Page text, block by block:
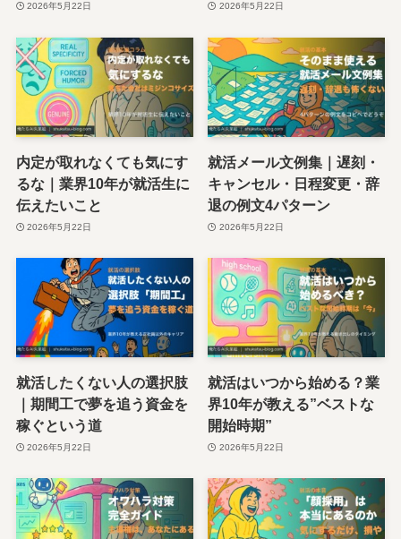
2026年5月22日 2026年5月22日
内定が取れなくても気にす
るな｜業界10年が就活生に
伝えたいこと
2026年5月22日
就活メール文例集｜遅刻・
キャンセル・日程変更・辞
退の例文4パターン
2026年5月22日
就活したくない人の選択肢
｜期間工で夢を追う資金を
稼ぐという道
2026年5月22日
就活はいつから始める？業
界10年が教える”ベストな
開始時期”
2026年5月22日